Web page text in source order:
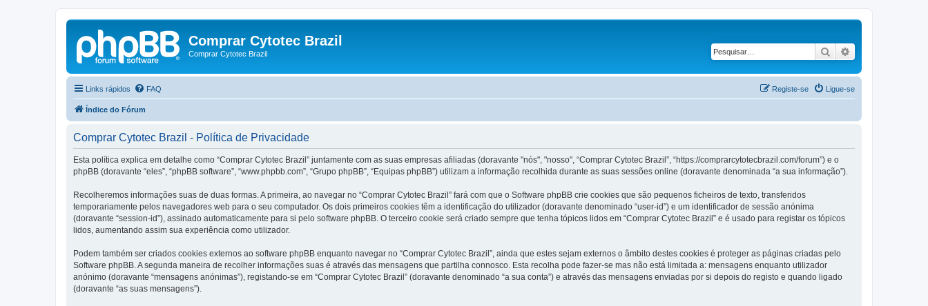
Comprar Cytotec Brazil
Comprar Cytotec Brazil Pesquisar
Links rápidos FAQ Ligue-se
Registe-se
Índice do Fórum
Comprar Cytotec Brazil - Política de Privacidade
Esta política explica em detalhe como “Comprar Cytotec Brazil” juntamente com as suas empresas afiliadas (doravante "nós", "nosso", “Comprar Cytotec Brazil”, “https://comprarcytotecbrazil.com/forum”) e o
phpBB (doravante “eles”, “phpBB software”, “www.phpbb.com”, “Grupo phpBB”, “Equipas phpBB”) utilizam a informação recolhida durante as suas sessões online (doravante denominada “a sua informação”).
Recolheremos informações suas de duas formas. A primeira, ao navegar no “Comprar Cytotec Brazil” fará com que o Software phpBB crie cookies que são pequenos ficheiros de texto, transferidos
temporariamente pelos navegadores web para o seu computador. Os dois primeiros cookies têm a identificação do utilizador (doravante denominado “user-id”) e um identificador de sessão anónima
(doravante “session-id”), assinado automaticamente para si pelo software phpBB. O terceiro cookie será criado sempre que tenha tópicos lidos em “Comprar Cytotec Brazil” e é usado para registar os tópicos
lidos, aumentando assim sua experiência como utilizador.
Podem também ser criados cookies externos ao software phpBB enquanto navegar no “Comprar Cytotec Brazil”, ainda que estes sejam externos o âmbito destes cookies é proteger as páginas criadas pelo
Software phpBB. A segunda maneira de recolher informações suas é através das mensagens que partilha connosco. Esta recolha pode fazer-se mas não está limitada a: mensagens enquanto utilizador
anónimo (doravante “mensagens anónimas”), registando-se em “Comprar Cytotec Brazil” (doravante denominado “a sua conta”) e através das mensagens enviadas por si depois do registo e quando ligado
(doravante “as suas mensagens”).